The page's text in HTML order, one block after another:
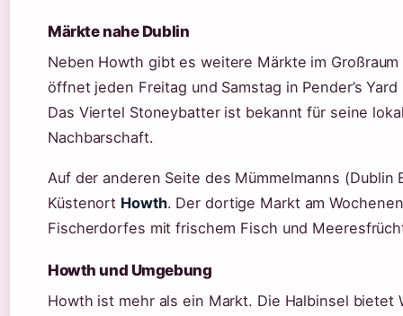
Märkte nahe Dublin
Neben Howth gibt es weitere Märkte im
öffnet jeden Freitag und Samstag in Pender’s
Das Viertel Stoneybatter ist bekannt für seine
Nachbarschaft.
Auf der anderen Seite des Mümmelmanns
Küstenort Howth. Der dortige Markt am
Fischerdorfes mit frischem Fisch und
Howth und Umgebung
Howth ist mehr als ein Markt. Die Halbinsel bietet